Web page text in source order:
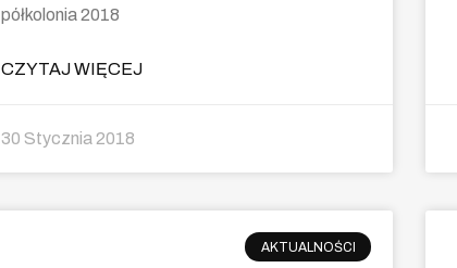
półkolonia 2018
CZYTAJ WIĘCEJ
30 Stycznia 2018
AKTUALNOŚCI